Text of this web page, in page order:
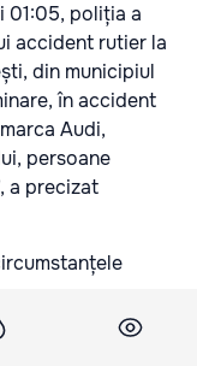
01:05, poliția a
accident rutier la
din municipiul
în accident
Audi,
persoane
a precizat